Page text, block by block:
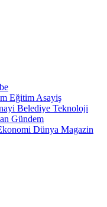
Eğitim Asayiş
Belediye Teknoloji
Gündem
Dünya Magazin